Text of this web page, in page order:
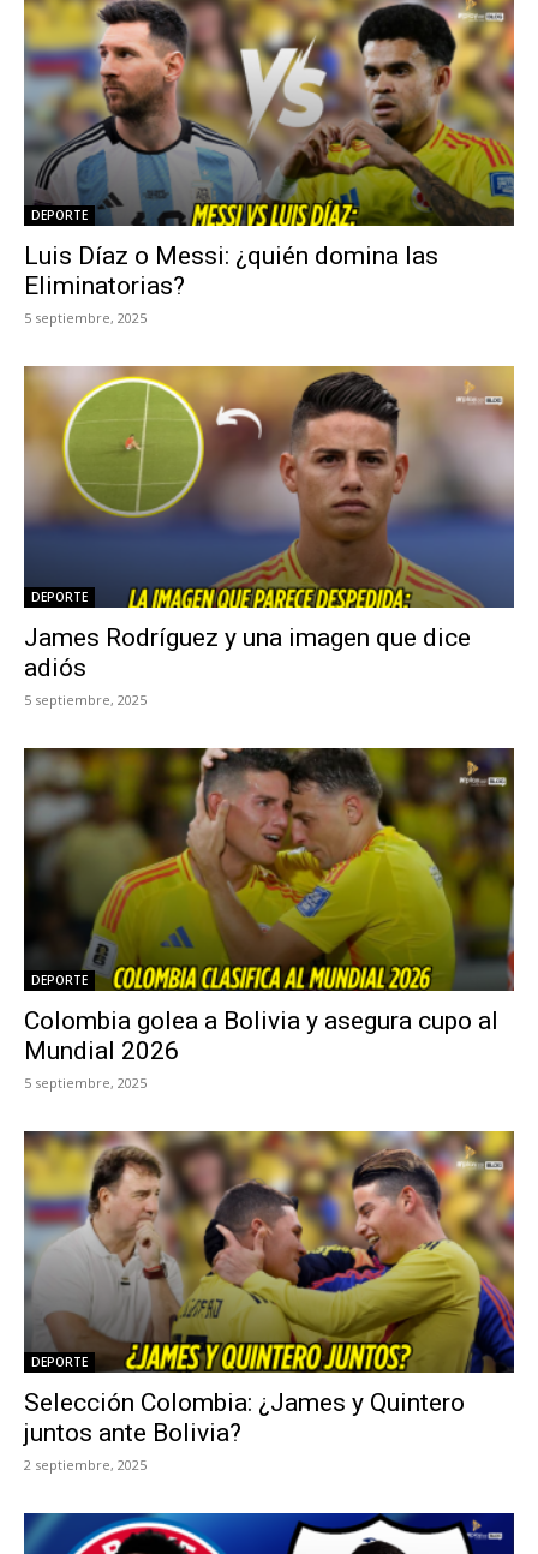
DEPORTE
Luis Díaz o Messi: ¿quién domina las
Eliminatorias?
5 septiembre, 2025
DEPORTE
James Rodríguez y una imagen que dice
adiós
5 septiembre, 2025
DEPORTE
Colombia golea a Bolivia y asegura cupo al
Mundial 2026
5 septiembre, 2025
DEPORTE
Selección Colombia: ¿James y Quintero
juntos ante Bolivia?
2 septiembre, 2025